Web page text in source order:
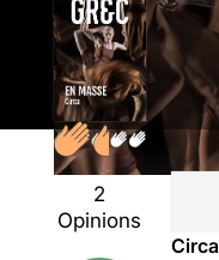
2
Opinions
Circa